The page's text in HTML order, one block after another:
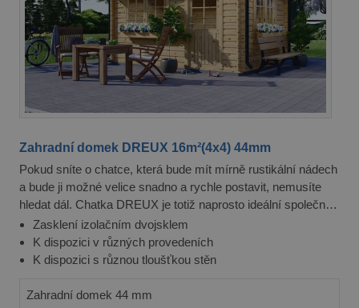
Zahradní domek DREUX 16m²(4x4) 44mm
Pokud sníte o chatce, která bude mít mírně rustikální nádech
a bude ji možné velice snadno a rychle postavit, nemusíte
hledat dál. Chatka DREUX je totiž naprosto ideální společník
pro vás a vaši zahradu.
Zasklení izolačním dvojsklem
K dispozici v různých provedeních
K dispozici s různou tloušťkou stěn
Zahradní domek 44 mm